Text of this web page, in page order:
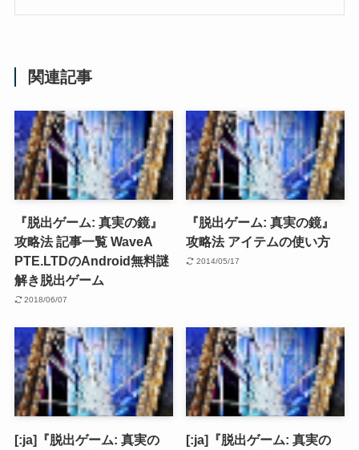
関連記事
『脱出ゲーム: 真実の鏡』
攻略法 記事一覧 WaveA
PTE.LTDのAndroid無料謎
解き脱出ゲーム
2018/06/07
『脱出ゲーム: 真実の鏡』
攻略法 アイテムの使い方
2014/05/17
[:ja]『脱出ゲーム: 真実の
[:ja]『脱出ゲーム: 真実の